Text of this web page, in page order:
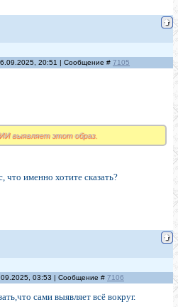
20:51 | Сообщение # 7105
выявляет этот образ.
что именно хотите сказать?
03:53 | Сообщение # 7106
сами выявляет всё вокруг.